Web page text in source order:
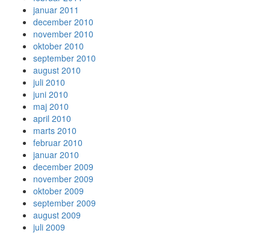
januar 2011
december 2010
november 2010
oktober 2010
september 2010
august 2010
juli 2010
juni 2010
maj 2010
april 2010
marts 2010
februar 2010
januar 2010
december 2009
november 2009
oktober 2009
september 2009
august 2009
juli 2009